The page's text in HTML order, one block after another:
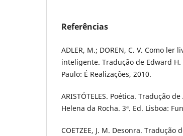
Referências
ADLER, M.; DOREN, C. V. Como
inteligente. Tradução de Edward
Paulo: É Realizações, 2010.
ARISTÓTELES. Poética. Tradução
Helena da Rocha. 3ª. Ed. Lisboa:
COETZEE, J. M. Desonra. Tradução